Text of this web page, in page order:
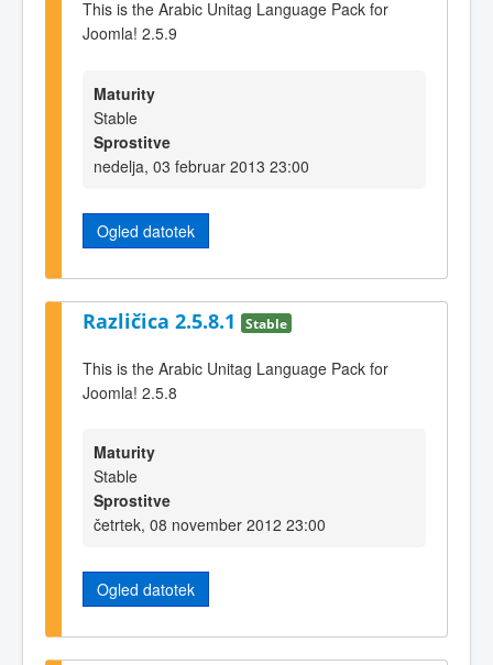
This is the Arabic Unitag Language Pack for
Joomla! 2.5.9
Maturity
Stable
Sprostitve
nedelja, 03 februar 2013 23:00
Ogled datotek
Različica 2.5.8.1 Stable
This is the Arabic Unitag Language Pack for
Joomla! 2.5.8
Maturity
Stable
Sprostitve
četrtek, 08 november 2012 23:00
Ogled datotek